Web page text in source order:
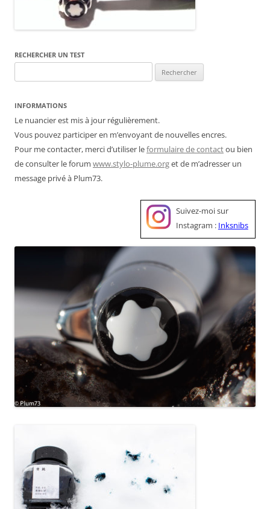
RECHERCHER UN TEST
INFORMATIONS
Le nuancier est mis à jour régulièrement.
Vous pouvez participer en m’envoyant de nouvelles encres.
Pour me contacter, merci d’utiliser leformulaire de contactou bien
de consulter le forum www.stylo-plume.orget de m’adresser un
message privé à Plum73.
Suivez-moi sur
Instagram : Inksnibs